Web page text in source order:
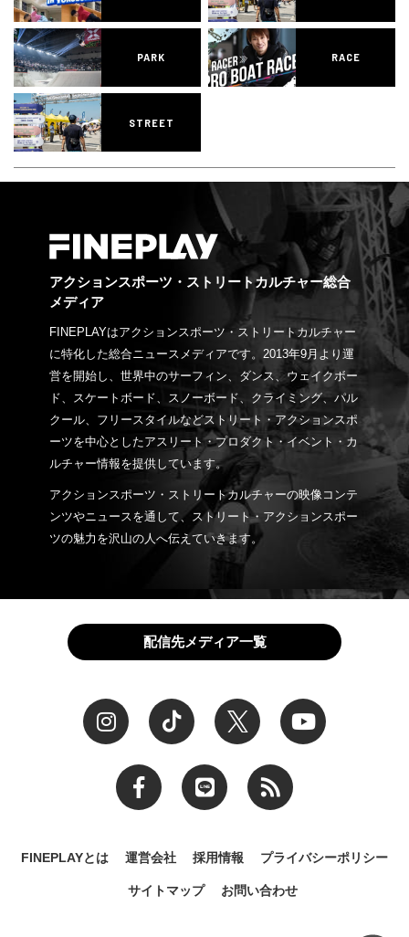
PARK RACE
STREET
アクションスポーツ・ストリートカルチャー総合
メディア
FINEPLAYはアクションスポーツ・ストリートカルチャー
に特化した総合ニュースメディアです。2013年9月より運
営を開始し、世界中のサーフィン、ダンス、ウェイクボー
ド、スケートボード、スノーボード、クライミング、パル
クール、フリースタイルなどストリート・アクションスポ
ーツを中心としたアスリート・プロダクト・イベント・カ
ルチャー情報を提供しています。
アクションスポーツ・ストリートカルチャーの映像コンテ
ンツやニュースを通して、ストリート・アクションスポー
ツの魅力を沢山の人へ伝えていきます。
配信先メディア一覧
FINEPLAYとは 運営会社 採用情報 プライバシーポリシー
サイトマップ お問い合わせ